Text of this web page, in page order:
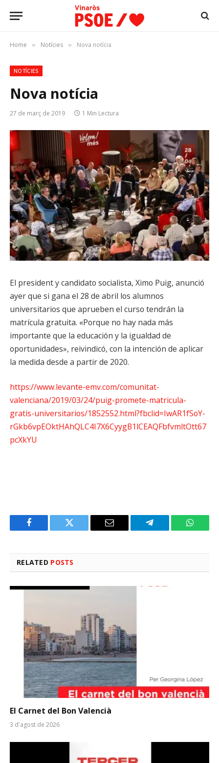
Home » Notícies » Nova notícia
NOTÍCIES
Nova notícia
27 de març de 2019 1 Min Lectura
El president y candidato socialista, Ximo Puig, anunció
ayer que si gana el 28 de abril los alumnos
universitarios que aprueben el curso tendrán la
matrícula gratuita. «Porque no hay nada más
importante que la educación y la igualdad de
oportunidades», reivindicó, con la intención de aplicar
la medida desde a partir de 2020.
https://www.levante-emv.com/comunitat-
valenciana/2019/03/24/puig-promete-matricula-
gratis-universitarios/1852552.html?fbclid=IwAR1fSoY-
rGkb6vpEOktHAhQLC4I7X6CyygB1lCEAQFbfvmltOtt67
pcXkYU
Facebook Twitter Email Telegram
RELATED POSTS
El Carnet del Bon Valencià
3 d'agost de 2026